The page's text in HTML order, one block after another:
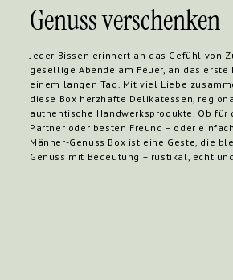
Genuss verschenken
Jeder Bissen erinnert an das Gefühl von
gesellige Abende am Feuer, an das erste
einem langen Tag. Mit viel Liebe
diese Box herzhafte Delikatessen,
authentische Handwerksprodukte. Ob für
Partner oder besten Freund – oder
Männer-Genuss Box ist eine Geste, die
Genuss mit Bedeutung – rustikal, echt